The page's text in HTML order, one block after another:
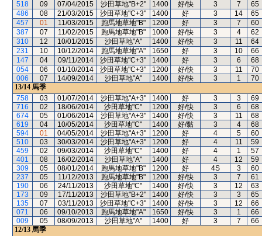
518
09 07/04/2015 沙田草地"B+2" 1400 好/快 3 7
65
486
08 21/03/2015 沙田草地"C+3" 1400 好 3 14
65
457
01 11/03/2015 跑馬地草地"B" 1200 好 3 7
60
387
07 11/02/2015 跑馬地草地"B" 1000 好/快 3 4
62
310
12 10/01/2015 沙田草地"A" 1400 好/快 3 11
64
231
10 10/12/2014 跑馬地草地"A" 1650 好 3 10
66
147
04 09/11/2014 沙田草地"C+3" 1400 好 3 6
68
054
06 01/10/2014 沙田草地"C+3" 1200 好/快 3 11
70
006
07 14/09/2014 沙田草地"A" 1400 好/快 3 1
70
13/14 馬季
758
03 01/07/2014 沙田草地"A+3" 1400 好 3 3
69
716
02 18/06/2014 沙田草地"C" 1200 好/快 3 6
68
674
05 01/06/2014 沙田草地"A+3" 1400 好/快 3 11
68
619
04 10/05/2014 沙田草地"C" 1400 好/黏 3 4
68
594
01 04/05/2014 沙田草地"A+3" 1200 好 4 5
60
510
03 30/03/2014 沙田草地"A+3" 1200 好 4 11
59
459
02 09/03/2014 沙田草地"C" 1400 好 4 1
57
401
08 16/02/2014 沙田草地"A" 1400 好 4 12
59
309
05 08/01/2014 跑馬地草地"B" 1200 好 4S 3
60
237
05 11/12/2013 跑馬地草地"B" 1200 好/快 3 7
61
190
06 24/11/2013 沙田草地"C" 1400 好/快 3 12
63
173
09 17/11/2013 沙田草地"B+2" 1400 好/快 3 3
65
135
07 03/11/2013 沙田草地"C+3" 1400 好/快 3 12
66
071
06 09/10/2013 跑馬地草地"A" 1650 好/快 3 1
66
009
05 08/09/2013 沙田草地"A" 1400 好 3 7
66
12/13 馬季